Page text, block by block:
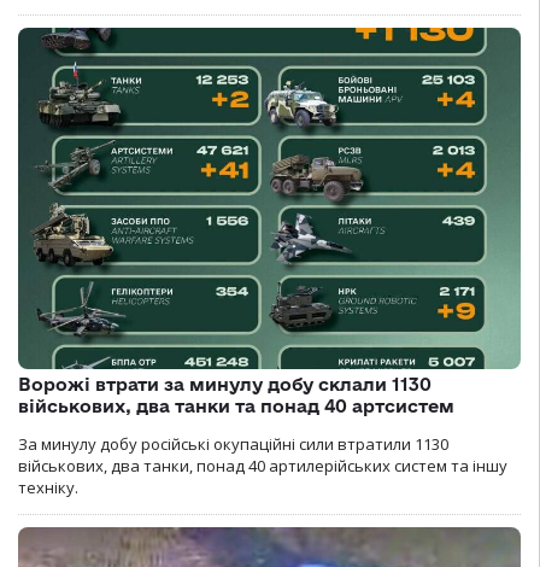
Ворожі втрати за минулу добу склали 1130
військових, два танки та понад 40 артсистем
За минулу добу російські окупаційні сили втратили 1130
військових, два танки, понад 40 артилерійських систем та іншу
техніку.